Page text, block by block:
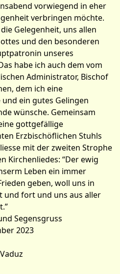
vorwiegend in eher
verbringen möchte.
Gelegenheit, uns allen
und den besonderen
unseres
habe ich auch dem vom
Administrator, Bischof
dem ich eine
ein gutes Gelingen
wünsche. Gemeinsam
gottgefällige
Erzbischöflichen Stuhls
mit der zweiten Strophe
Kirchenliedes: “Der ewig
Leben ein immer
geben, woll uns in
und fort und uns aus aller
Segensgruss
2023